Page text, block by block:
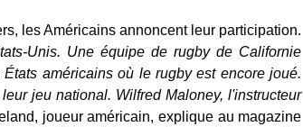
les Américains annoncent leur participation.
Unis. Une équipe de rugby de Californie
américains où le rugby est encore joué.
jeu national. Wilfred Maloney, l'instructeur
joueur américain, explique au magazine